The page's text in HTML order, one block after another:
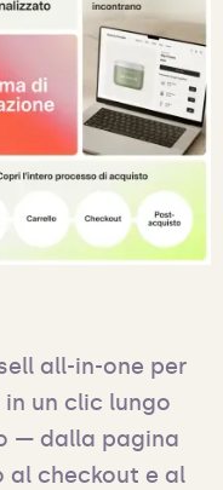
all-in-one per
un clic lungo
— dalla pagina
checkout e al